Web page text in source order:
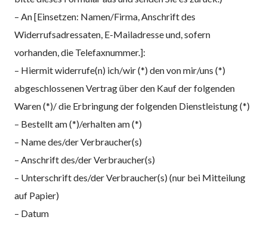
– An [Einsetzen: Namen/Firma, Anschrift des
Widerrufsadressaten, E-Mailadresse und, sofern
vorhanden, die Telefaxnummer.]:
– Hiermit widerrufe(n) ich/wir (*) den von mir/uns (*)
abgeschlossenen Vertrag über den Kauf der folgenden
Waren (*)/ die Erbringung der folgenden Dienstleistung (*)
– Bestellt am (*)/erhalten am (*)
– Name des/der Verbraucher(s)
– Anschrift des/der Verbraucher(s)
– Unterschrift des/der Verbraucher(s) (nur bei Mitteilung
auf Papier)
– Datum